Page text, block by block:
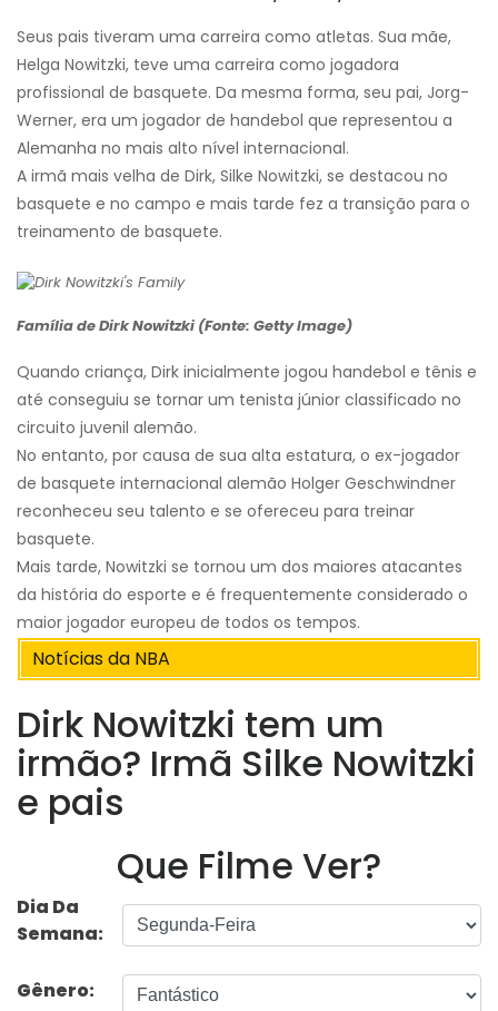
Seus pais tiveram uma carreira como atletas. Sua mãe,
Helga Nowitzki, teve uma carreira como jogadora
profissional de basquete. Da mesma forma, seu pai, Jorg-
Werner, era um jogador de handebol que representou a
Alemanha no mais alto nível internacional.
A irmã mais velha de Dirk, Silke Nowitzki, se destacou no
basquete e no campo e mais tarde fez a transição para o
treinamento de basquete.
Família de Dirk Nowitzki (Fonte: Getty Image)
Quando criança, Dirk inicialmente jogou handebol e tênis e
até conseguiu se tornar um tenista júnior classificado no
circuito juvenil alemão.
No entanto, por causa de sua alta estatura, o ex-jogador
de basquete internacional alemão Holger Geschwindner
reconheceu seu talento e se ofereceu para treinar
basquete.
Mais tarde, Nowitzki se tornou um dos maiores atacantes
da história do esporte e é frequentemente considerado o
maior jogador europeu de todos os tempos.
Notícias da NBA
Dirk Nowitzki tem um
irmão? Irmã Silke Nowitzki
e pais
Que Filme Ver?
Dia Da
Semana:
Gênero: